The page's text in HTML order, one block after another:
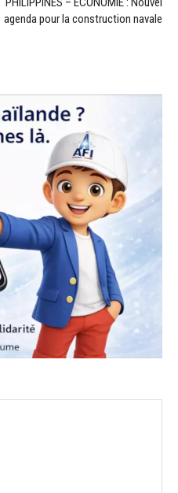
agenda pour la construction navale